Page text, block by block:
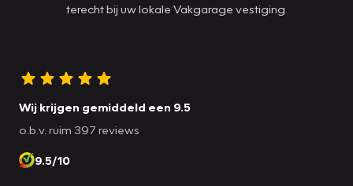
terecht bij uw lokale Vakgarage vestiging.
Wij krijgen gemiddeld een 9.5
o.b.v. ruim 397 reviews
9.5/10